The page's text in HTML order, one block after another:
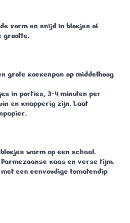
vorm en snijd in blokjes of
grootte.
grote koekenpan op middelhoog
in porties, 3-4 minuten per
en knapperig zijn. Laat
warm op een schaal.
kaas en verse tijm.
een eenvoudige tomatendip